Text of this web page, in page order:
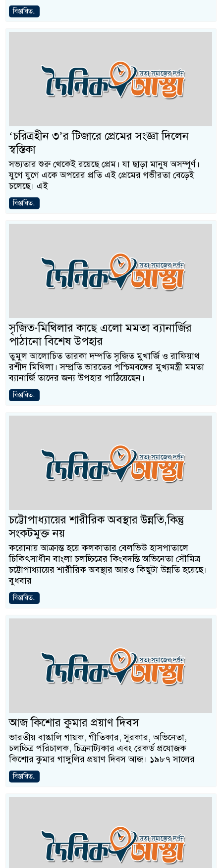
বিস্তারিত..
‘চরিত্রহীন ৩’র টিজারে প্রেমের সংজ্ঞা দিলেন
স্বস্তিকা
সভ্যতার শুরু থেকেই রয়েছে প্রেম। যা ছাড়া মানুষ অসম্পূর্ণ।
যুগে যুগে একে অপরের প্রতি এই প্রেমের গভীরতা বেড়েই
চলেছে। এই
বিস্তারিত..
সৃজিত-মিথিলার কাছে এলো মমতা ব্যানার্জির
পাঠানো বিশেষ উপহার
তুমুল আলোচিত তারকা দম্পতি সৃজিত মুখার্জি ও রাফিয়াথ
রশীদ মিথিলা। সম্প্রতি ভারতের পশ্চিমবঙ্গের মুখ্যমন্ত্রী মমতা
ব্যানার্জি তাদের জন্য উপহার পাঠিয়েছেন।
বিস্তারিত..
চট্টোপাধ্যায়ের শারীরিক অবস্থার উন্নতি,কিন্তু
সংকটমুক্ত নয়
করোনায় আক্রান্ত হয়ে কলকাতার বেলভিউ হাসপাতালে
চিকিৎসাধীন বাংলা চলচ্চিত্রের কিংবদন্তি অভিনেতা সৌমিত্র
চট্টোপাধ্যায়ের শারীরিক অবস্থার আরও কিছুটা উন্নতি হয়েছে।
বুধবার
বিস্তারিত..
আজ কিশোর কুমার প্রয়াণ দিবস
ভারতীয় বাঙালি গায়ক, গীতিকার, সুরকার, অভিনেতা,
চলচ্চিত্র পরিচালক, চিত্রনাট্যকার এবং রেকর্ড প্রযোজক
কিশোর কুমার গাঙ্গুলির প্রয়াণ দিবস আজ। ১৯৮৭ সালের
বিস্তারিত..